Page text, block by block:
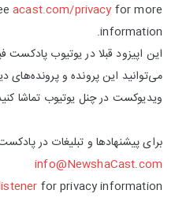
acast.com/privacy for more
information.
این اپیزود قبلا در یوتیوب
می‌توانید این پرونده و پرونده‌های
ویدیوکست در چنل یوتیوب تماشا
برای پیشنهادها و تبلیغات در
info@NewshaCast.com
for privacy information.